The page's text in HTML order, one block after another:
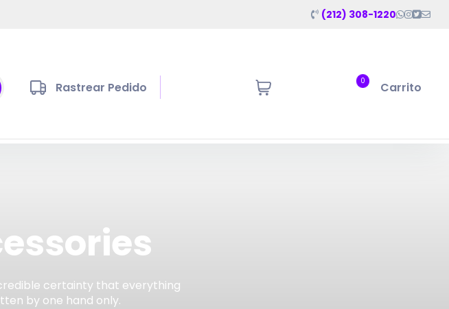
(212) 308-1220
Rastrear Pedido 0 Carrito
certainty that everything
by one hand only.